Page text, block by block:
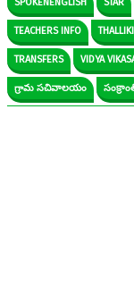
TEACHERS INFO
TRANSFERS VIDYA
గ్రామ సచివాలయం